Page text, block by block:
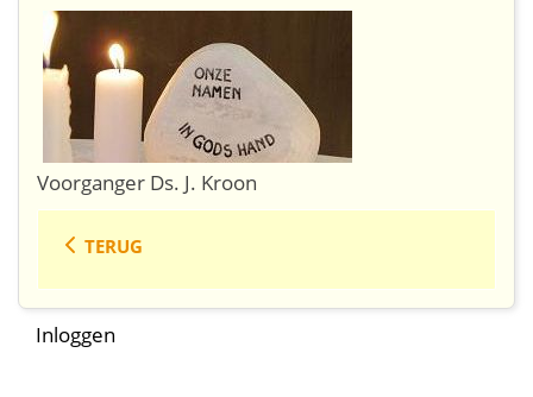
Voorganger Ds. J. Kroon
TERUG
Inloggen